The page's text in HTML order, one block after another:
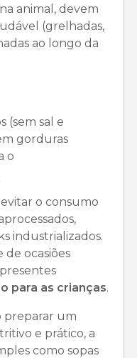
animal, devem
(grelhadas,
ao longo da
(sem sal e
gorduras
o
o consumo
industrializados.
de ocasiões
para as crianças.
preparar um
e prático, a
como sopas